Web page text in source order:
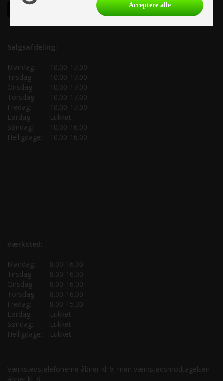
Salgsafdeling:
Mandag:
10.00-17.00
Tirsdag:
10.00-17.00
Onsdag:
10.00-17.00
Torsdag:
10.00-17.00
Fredag:
10.00-17.00
Lørdag:
Lukket
Søndag:
10.00-16.00
Helligdage:
10.00-16.00
Værksted:
Mandag:
8.00-16.00
Tirsdag:
8.00-16.00
Onsdag:
8.00-16.00
Torsdag:
8.00-16.00
Fredag:
8.00-15.30
Lørdag:
Lukket
Søndag:
Lukket
Helligdage:
Lukket
Værkstedstelefonerne åbner kl. 9, men værkstedsmodtagelsen
åbner kl. 8.
Acceptere alle